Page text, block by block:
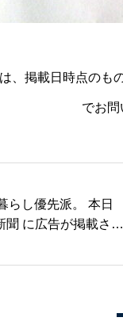
、掲載日時点のも
でお問
し優先派。 本日
聞 に広告が掲載され
ら、暮らす」より